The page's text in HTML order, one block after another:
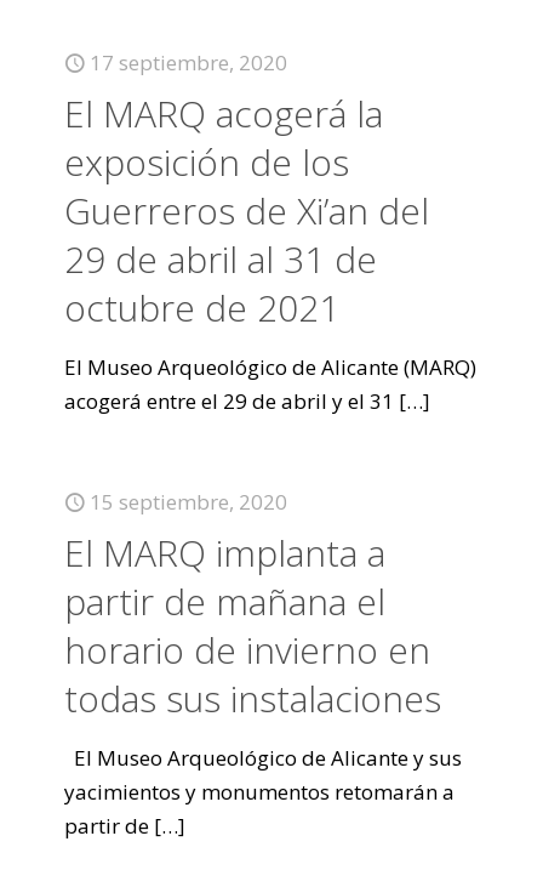
17 septiembre, 2020
El MARQ acogerá la
exposición de los
Guerreros de Xi’an del
29 de abril al 31 de
octubre de 2021
El Museo Arqueológico de Alicante (MARQ)
acogerá entre el 29 de abril y el 31 […]
15 septiembre, 2020
El MARQ implanta a
partir de mañana el
horario de invierno en
todas sus instalaciones
El Museo Arqueológico de Alicante y sus
yacimientos y monumentos retomarán a
partir de […]